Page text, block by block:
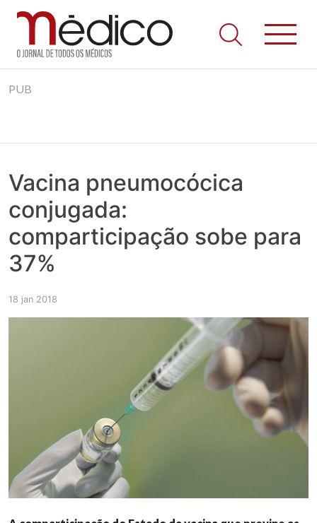
to
Jornal Médico
Médico – O Jornal de Todos os Médicos. Onde as notícias
realmente contam! Tudo o que se passa na Saúde!
PUB
Vacina pneumocócica
conjugada:
comparticipação sobe para
37%
18 jan 2018